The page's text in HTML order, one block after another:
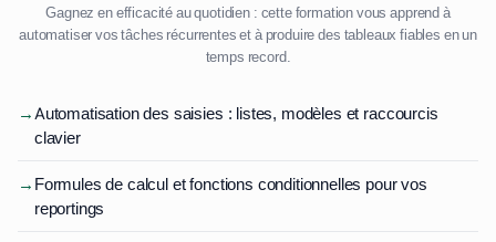
Gagnez en efficacité au quotidien : cette formation vous apprend à
automatiser vos tâches récurrentes et à produire des tableaux fiables en un
temps record.
→Automatisation des saisies : listes, modèles et raccourcis
clavier
→ Formules de calcul et fonctions conditionnelles pour vos
reportings